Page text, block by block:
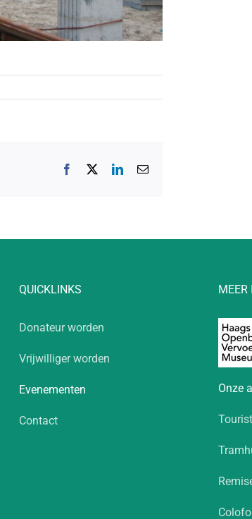
Facebook LinkedIn
E-
QUICKLINKS
Donateur worden
Vrijwilliger worden
Evenementen
Contact
MEER
Onze